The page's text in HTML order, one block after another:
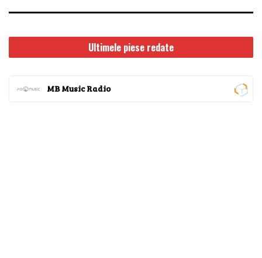
Ultimele piese redate
MB Music Radio